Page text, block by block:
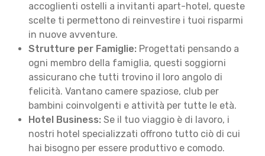
accoglienti ostelli a invitanti apart-hotel, queste
scelte ti permettono di reinvestire i tuoi risparmi
in nuove avventure.
Strutture per Famiglie: Progettati pensando a
ogni membro della famiglia, questi soggiorni
assicurano che tutti trovino il loro angolo di
felicità. Vantano camere spaziose, club per
bambini coinvolgenti e attività per tutte le età.
Hotel Business: Se il tuo viaggio è di lavoro, i
nostri hotel specializzati offrono tutto ciò di cui
hai bisogno per essere produttivo e comodo.